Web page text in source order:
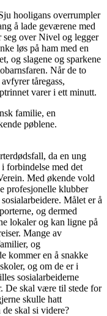
hooligans overrumpler
å lade geværene med
seg over Nivel og legger
løs på ham med en
og slagene og sparkene
Når de to
tåregass,
varer i ett minutt.
familie, en
pøblene.
da en ung
forbindelse med det
Med økende vold
profesjonelle klubber
Målet er å
og dermed
lokaler og kan ligne på
Mange av
og
kommer en å snakke
og om de er i
sosialarbeiderne
De skal være til stede for
skulle hatt
skal si videre?